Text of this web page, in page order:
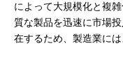
によって大規模化と複
質な製品を迅速に市場
在するため、製造業に